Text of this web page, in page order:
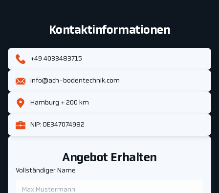
Angebot Erhalten
Vollständiger Name
Kontaktinformationen
+49 4033483715
info@ach-bodentechnik.com
Hamburg + 200 km
NIP: DE347074982